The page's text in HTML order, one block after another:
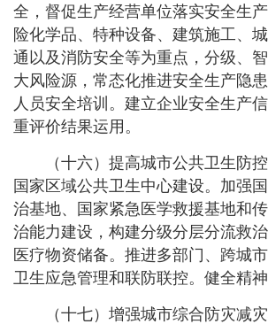
全，督促生产经营单位落实安全生
险化学品、特种设备、建筑施工、
通以及消防安全等为重点，分级、
大风险源，常态化推进安全生产隐
人员安全培训。建立企业安全生产
重评价结果运用。
（十六）提高城市公共卫生防
国家区域公共卫生中心建设。加强
治基地、国家紧急医学救援基地和
治能力建设，构建分级分层分流救
医疗物资储备。推进多部门、跨城
卫生应急管理和联防联控。健全精神
（十七）增强城市综合防灾减